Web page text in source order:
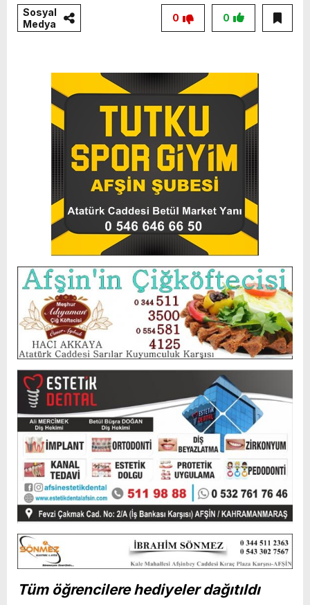
Sosyal
Medya
0
0
Tüm öğrencilere hediyeler dağıtıldı